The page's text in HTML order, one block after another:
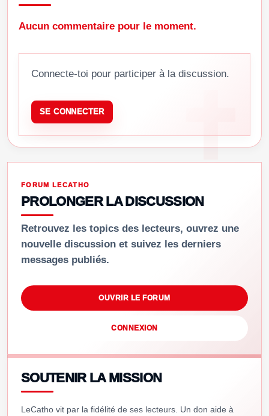
Aucun commentaire pour le moment.
Connecte-toi pour participer à la discussion.
SE CONNECTER
FORUM LECATHO
PROLONGER LA DISCUSSION
Retrouvez les topics des lecteurs, ouvrez une
nouvelle discussion et suivez les derniers
messages publiés.
OUVRIR LE FORUM
CONNEXION
SOUTENIR LA MISSION
LeCatho vit par la fidélité de ses lecteurs. Un don aide à